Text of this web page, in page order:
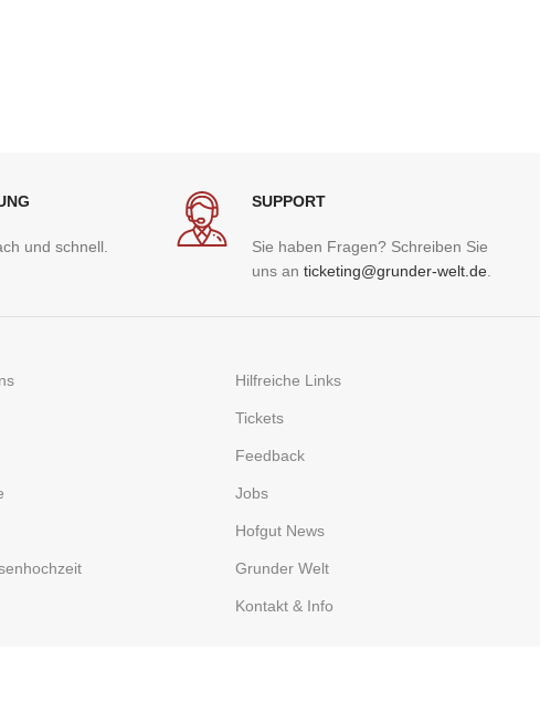
und schnell.
SUPPORT
Sie haben Fragen? Schreiben Sie
uns an ticketing@grunder-welt.de.
Hilfreiche Links
Tickets
Feedback
Jobs
Hofgut News
Grunder Welt
Kontakt & Info